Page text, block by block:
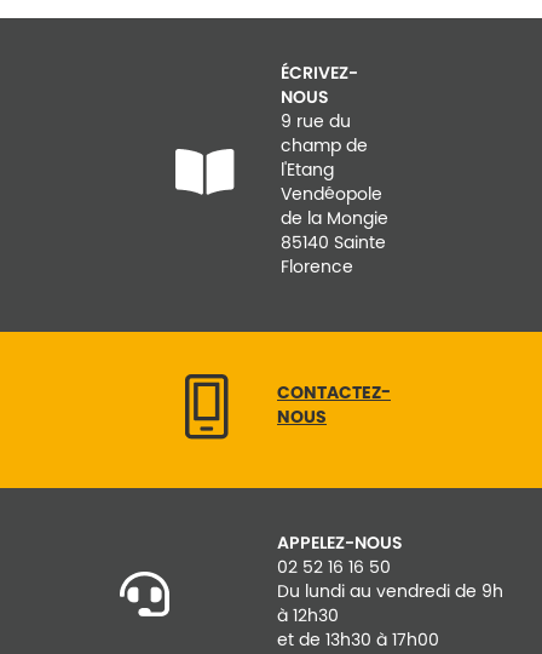
ÉCRIVEZ-
NOUS
9 rue du
champ de
l'Etang
Vendéopole
de la Mongie
85140 Sainte
Florence
CONTACTEZ-
NOUS
APPELEZ-NOUS
02 52 16 16 50
Du lundi au vendredi de 9h
à 12h30
et de 13h30 à 17h00